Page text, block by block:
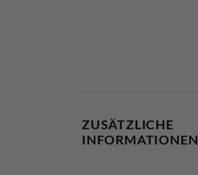
ZUSÄTZLICHE
INFORMATIONEN